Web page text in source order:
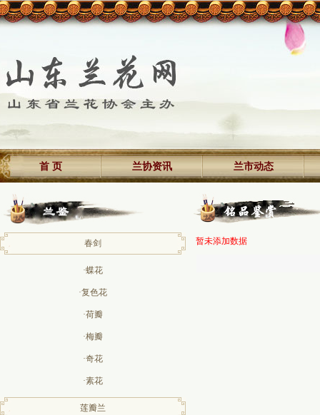
首 页 兰协资讯 兰市动态
春剑
·蝶花
·复色花
·荷瓣
·梅瓣
·奇花
·素花
莲瓣兰
暂未添加数据